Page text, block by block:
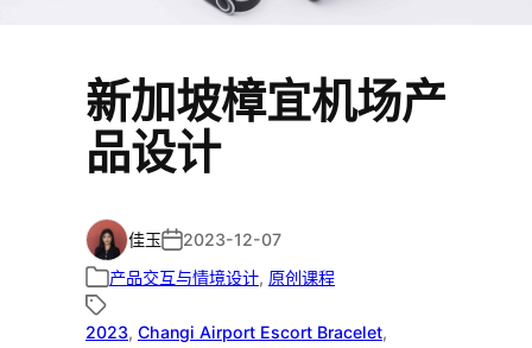
新加坡樟宜机场产
品设计
佳玉
2023-12-07
产品交互与情境设计, 原创课程
2023, Changi Airport Escort Bracelet